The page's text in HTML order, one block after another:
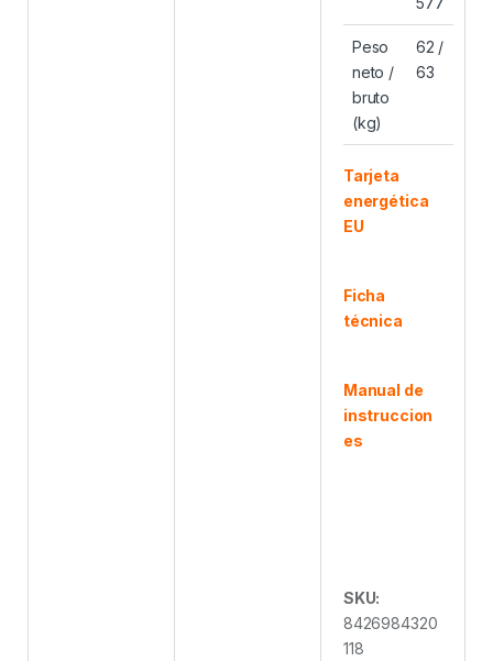
Peso
neto /
bruto
(kg)
62 /
63
Tarjeta
energética
EU
Ficha
técnica
Manual de
instruccion
es
SKU:
8426984320
118